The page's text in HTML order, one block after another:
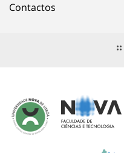
Contactos